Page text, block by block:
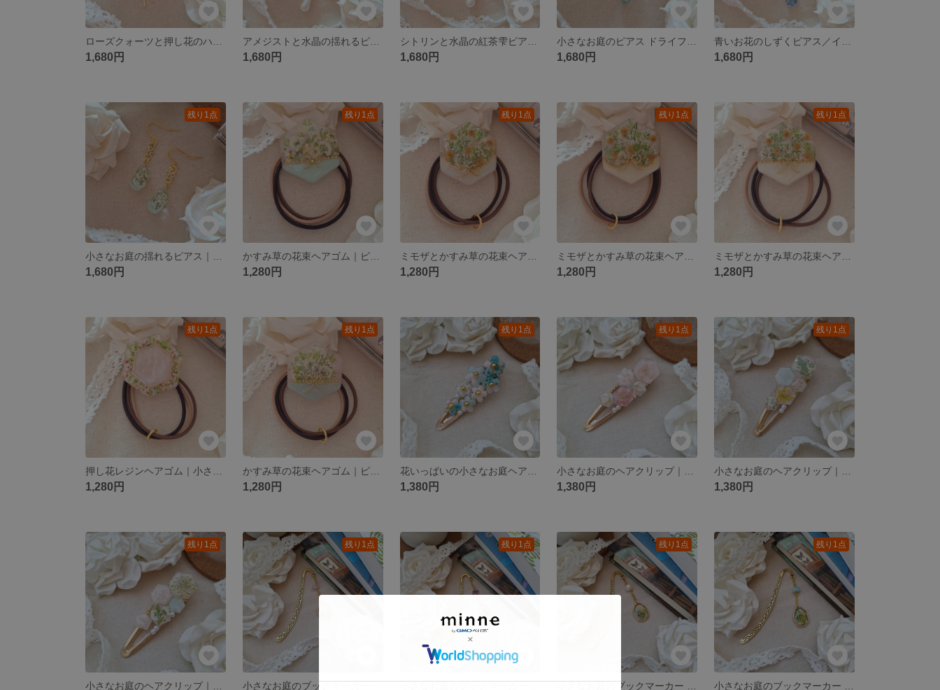
1,680円
アメジストと水晶の揺れるピアス／イヤリング
1,680円 1,680円 1,680円 1,680円
残り1点
1,680円
残り1点
かすみ草の花束ヘアゴム｜ピンク×ミントグリーン
1,280円
残り1点
1,280円
残り1点
1,280円
残り1点
1,280円
残り1点
1,280円
残り1点
かすみ草の花束ヘアゴム｜ピンク×ミントグリーン
1,280円
残り1点
1,380円
残り1点
1,380円
残り1点
1,380円
残り1点 残り1点 残り1点 残り1点 残り1点